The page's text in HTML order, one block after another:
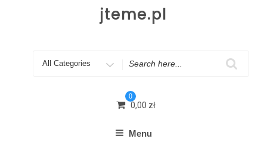
jteme.pl
Search
0
0,00 zł
Menu